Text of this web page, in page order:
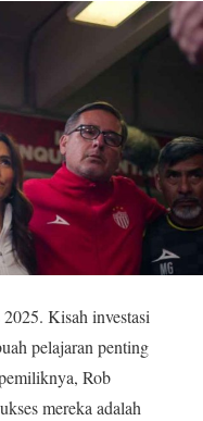
Kisah investasi
pelajaran penting
Rob
mereka adalah